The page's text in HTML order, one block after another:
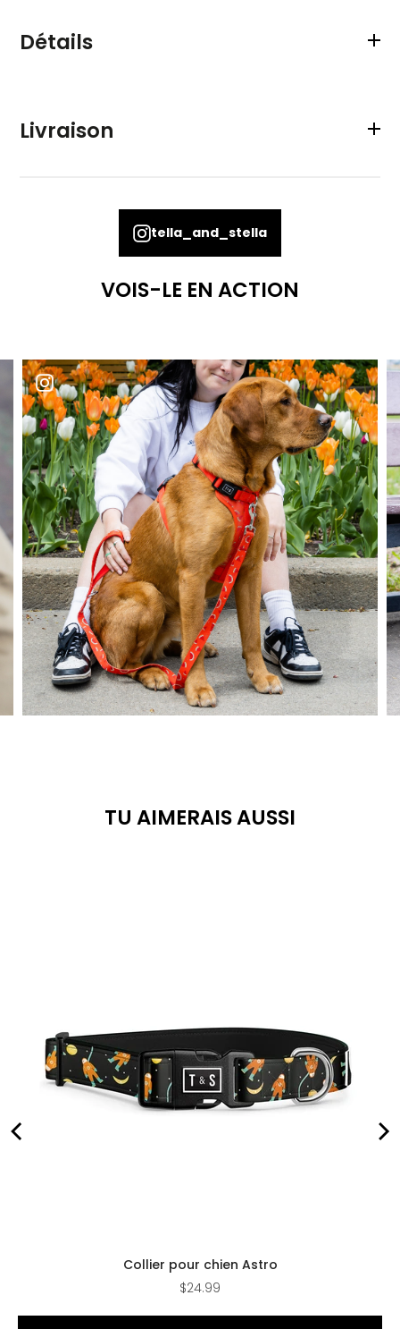
Détails
Doux sur la fourrure de votre chien
Boucle munie d’un système de verrouillage à 4
Logo en caoutchouc Tella & Stella
Design réalisé par une artiste québécoise
Livraison
nous contacter
planifier un échange avec toi.tella_and_stella
VOIS-LE EN ACTION
TU AIMERAIS AUSSI
Collier pour chien Astro
Price
$24.99